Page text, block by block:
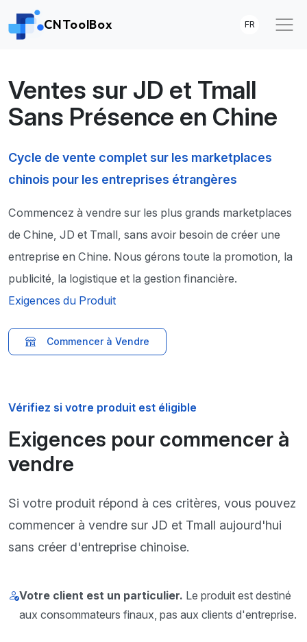
CNToolBox FR
Ventes sur JD et Tmall
Sans Présence en Chine
Cycle de vente complet sur les marketplaces
chinois pour les entreprises étrangères
Commencez à vendre sur les plus grands marketplaces
de Chine, JD et Tmall, sans avoir besoin de créer une
entreprise en Chine. Nous gérons toute la promotion, la
publicité, la logistique et la gestion financière.
Exigences du Produit
Commencer à Vendre
Vérifiez si votre produit est éligible
Exigences pour commencer à
vendre
Si votre produit répond à ces critères, vous pouvez
commencer à vendre sur JD et Tmall aujourd'hui
sans créer d'entreprise chinoise.
Votre client est un particulier. Le produit est destiné
aux consommateurs finaux, pas aux clients d'entreprise.